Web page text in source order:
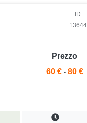
ID
13644
Prezzo
60 € - 80 €